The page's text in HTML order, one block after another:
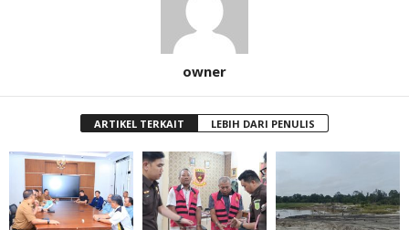
owner
ARTIKEL TERKAIT LEBIH DARI PENULIS